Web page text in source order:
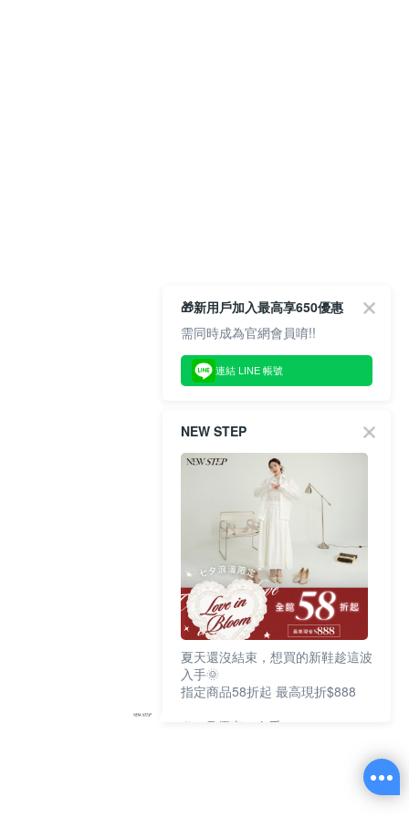
🎁新用戶加入最高享650優惠
需同時成為官網會員唷!!
連結 LINE 帳號
NEW STEP
夏天還沒結束，想買的新鞋趁這波
入手🌞
指定商品58折起 最高現折$888
🎉 8月優惠一次看
③指定商品58折起 最高現折$888